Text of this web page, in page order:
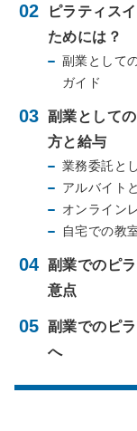
ピラティス
ためには？
副業として
ガイド
副業として
方と給与
業務委託と
アルバイト
オンライン
自宅での教
副業でのピ
意点
副業でのピ
へ